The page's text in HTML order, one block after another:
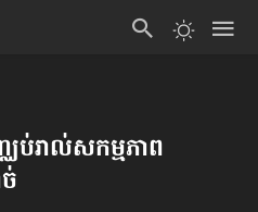
ប់​រាល់​សកម្មភាព​